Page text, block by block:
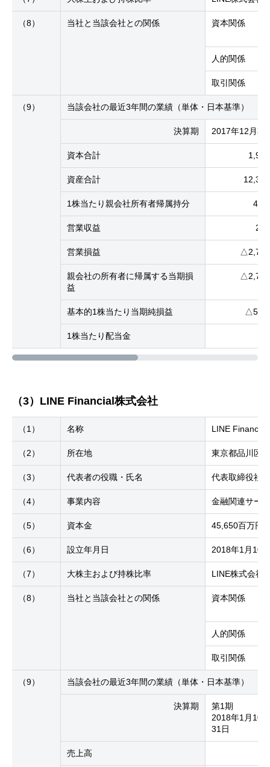
（8） 当社と当該会社との関係 資本関係
人的関係
取引関係
（9） 当該会社の最近3年間の業績（単体・日本基準）
決算期 2017年12月期
資本合計
資産合計
1株当たり親会社所有者帰属持分
営業収益
営業損益
親会社の所有者に帰属する当期損
益
基本的1株当たり当期純損益
1株当たり配当金
（3）LINE Financial株式会社
（1） 名称 LINE Financial
（2） 所在地 東京都品川区
（3） 代表者の役職・氏名 代表取締役社
（4） 事業内容 金融関連サー
（5） 資本金 45,650百万円
（6） 設立年月日 2018年1月10日
（7） 大株主および持株比率 LINE株式会社
（8） 当社と当該会社との関係 資本関係
人的関係
取引関係
（9） 当該会社の最近3年間の業績（単体・日本基準）
決算期
第1期
2018年1月10
31日
売上高